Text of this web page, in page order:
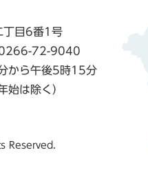
丁目6番1号
72-9040
から午後5時15分
始は除く）
Reserved.